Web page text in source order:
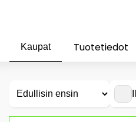
Kaupat Tuotetiedot